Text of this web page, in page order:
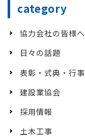
category
協力会社の皆様へ
日々の話題
表彰・式典・行事
建設業協会
採用情報
土木工事